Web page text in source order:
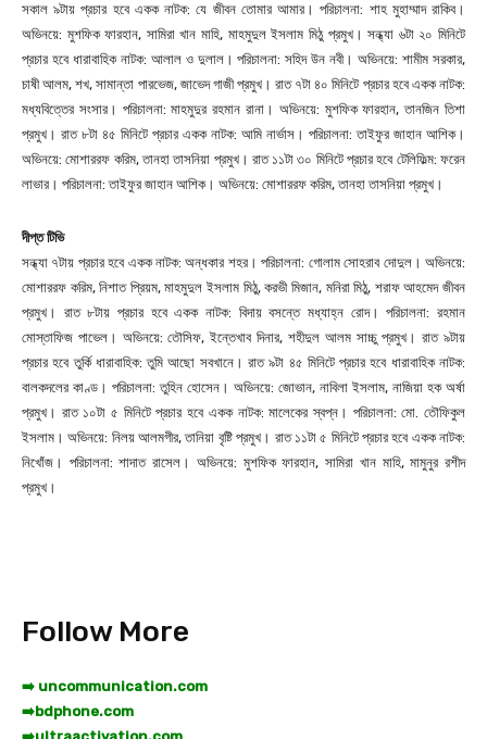
সকাল ৯টায় প্রচার হবে একক নাটক: যে জীবন তোমার আমার। পরিচালনা: শাহ মুহাম্মাদ রাকিব।
অভিনয়ে: মুশফিক ফারহান, সামিরা খান মাহি, মাহমুদুল ইসলাম মিঠু প্রমুখ। সন্ধ্যা ৬টা ২০ মিনিটে
প্রচার হবে ধারাবাহিক নাটক: আলাল ও দুলাল। পরিচালনা: সহিদ উন নবী। অভিনয়ে: শামীম সরকার,
চাষী আলম, শখ, সামান্তা পারভেজ, জাভেদ গাজী প্রমুখ। রাত ৭টা ৪০ মিনিটে প্রচার হবে একক নাটক:
মধ্যবিত্তের সংসার। পরিচালনা: মাহমুদুর রহমান রানা। অভিনয়ে: মুশফিক ফারহান, তানজিন তিশা
প্রমুখ। রাত ৮টা ৪৫ মিনিটে প্রচার একক নাটক: আমি নার্ভাস। পরিচালনা: তাইফুর জাহান আশিক।
অভিনয়ে: মোশাররফ করিম, তানহা তাসনিয়া প্রমুখ। রাত ১১টা ৩০ মিনিটে প্রচার হবে টেলিফিল্ম: ফরেন
লাভার। পরিচালনা: তাইফুর জাহান আশিক। অভিনয়ে: মোশাররফ করিম, তানহা তাসনিয়া প্রমুখ।
দীপ্ত টিভি
সন্ধ্যা ৭টায় প্রচার হবে একক নাটক: অন্ধকার শহর। পরিচালনা: গোলাম সোহরাব দোদুল। অভিনয়ে:
মোশাররফ করিম, নিশাত প্রিয়ম, মাহমুদুল ইসলাম মিঠু, করভী মিজান, মনিরা মিঠু, শরাফ আহমেদ জীবন
প্রমুখ। রাত ৮টায় প্রচার হবে একক নাটক: বিদায় বসন্তে মধ্যাহ্ন রোদ। পরিচালনা: রহমান
মোস্তাফিজ পাভেল। অভিনয়ে: তৌসিফ, ইন্তেখাব দিনার, শহীদুল আলম সাচ্চু প্রমুখ। রাত ৯টায়
প্রচার হবে তুর্কি ধারাবাহিক: তুমি আছো সবখানে। রাত ৯টা ৪৫ মিনিটে প্রচার হবে ধারাবাহিক নাটক:
বালকদলের কাণ্ড। পরিচালনা: তুহিন হোসেন। অভিনয়ে: জোভান, নাবিলা ইসলাম, নাজিয়া হক অর্ষা
প্রমুখ। রাত ১০টা ৫ মিনিটে প্রচার হবে একক নাটক: মালেকের স্বপ্ন। পরিচালনা: মো. তৌফিকুল
ইসলাম। অভিনয়ে: নিলয় আলমগীর, তানিয়া বৃষ্টি প্রমুখ। রাত ১১টা ৫ মিনিটে প্রচার হবে একক নাটক:
নিখোঁজ। পরিচালনা: শাদাত রাসেল। অভিনয়ে: মুশফিক ফারহান, সামিরা খান মাহি, মামুনুর রশীদ
প্রমুখ।
Follow More
➡️ uncommunication.com
➡️bdphone.com